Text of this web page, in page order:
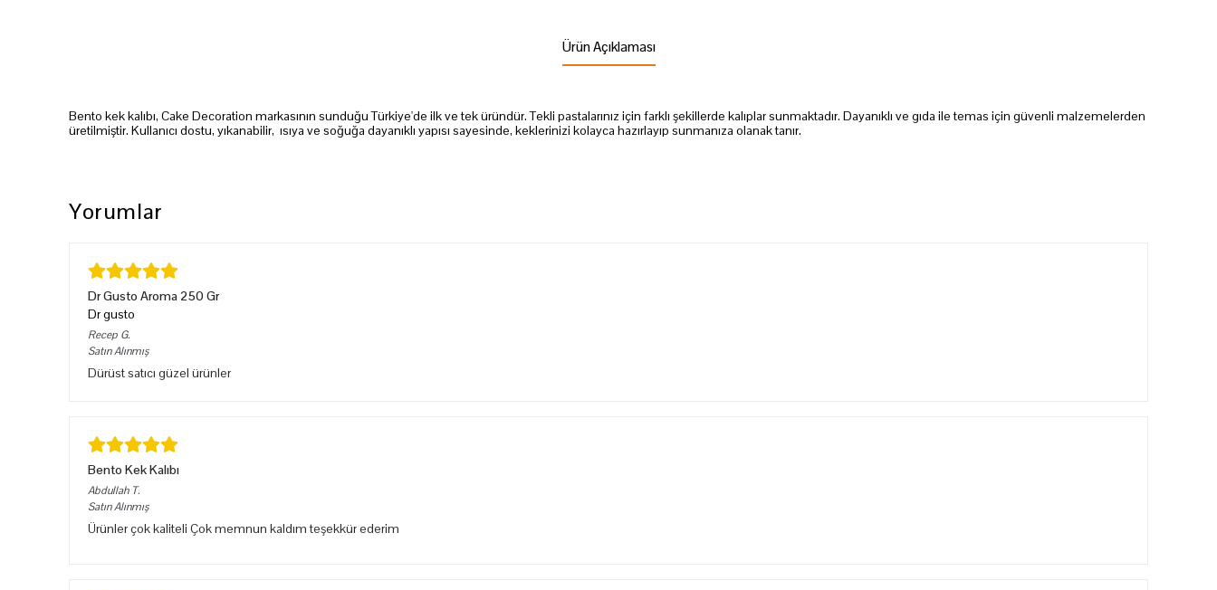
Ürün Açıklaması
Bento kek kalıbı, Cake Decoration markasının sunduğu Türkiye'de ilk ve tek üründür. Tekli pastalarınız için farklı şekillerde kalıplar sunmaktadır. Dayanıklı ve gıda ile temas için güvenli malzemelerden
üretilmiştir. Kullanıcı dostu, yıkanabilir, ısıya ve soğuğa dayanıklı yapısı sayesinde, keklerinizi kolayca hazırlayıp sunmanıza olanak tanır.
Yorumlar
Dr Gusto Aroma 250 Gr
Dr gusto
Recep G.
Satın Alınmış
Dürüst satıcı güzel ürünler
Bento Kek Kalıbı
Abdullah T.
Satın Alınmış
Ürünler çok kaliteli Çok memnun kaldım teşekkür ederim